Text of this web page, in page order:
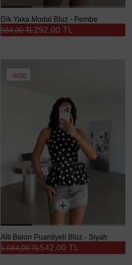
Dik Yaka Modal Bluz - Pembe
292,00 TL
584,00 TL
%50
Altı Balon Puantiyeli Bluz - Siyah
542,00 TL
1.084,00 TL